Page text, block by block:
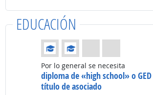
EDUCACIÓN
Educación: (Calificación 2 de 4)
Por lo general se necesita
diploma de «high school» o GED
título de asociado